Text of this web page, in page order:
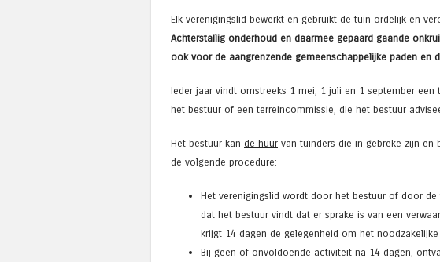
Elk verenigingslid bewerkt en gebruikt de tuin ordelijk en
Achterstallig onderhoud en daarmee gepaard gaande
ook voor de aangrenzende gemeenschappelijke paden en
Ieder jaar vindt omstreeks 1 mei, 1 juli en 1 september
het bestuur of een terreincommissie, die het bestuur
Het bestuur kan de huur van tuinders die in gebreke zijn en
de volgende procedure:
Het verenigingslid wordt door het bestuur of door
dat het bestuur vindt dat er sprake is van een
krijgt 14 dagen de gelegenheid om het
Bij geen of onvoldoende activiteit na 14 dagen,